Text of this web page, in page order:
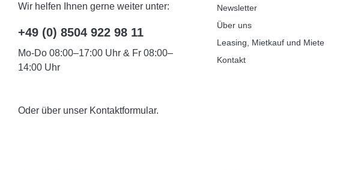
Wir helfen Ihnen gerne weiter unter:
+49 (0) 8504 922 98 11
Mo-Do 08:00–17:00 Uhr & Fr 08:00–
14:00 Uhr
Oder über unser Kontaktformular.
Newsletter
Über uns
Leasing, Mietkauf und Miete
Kontakt